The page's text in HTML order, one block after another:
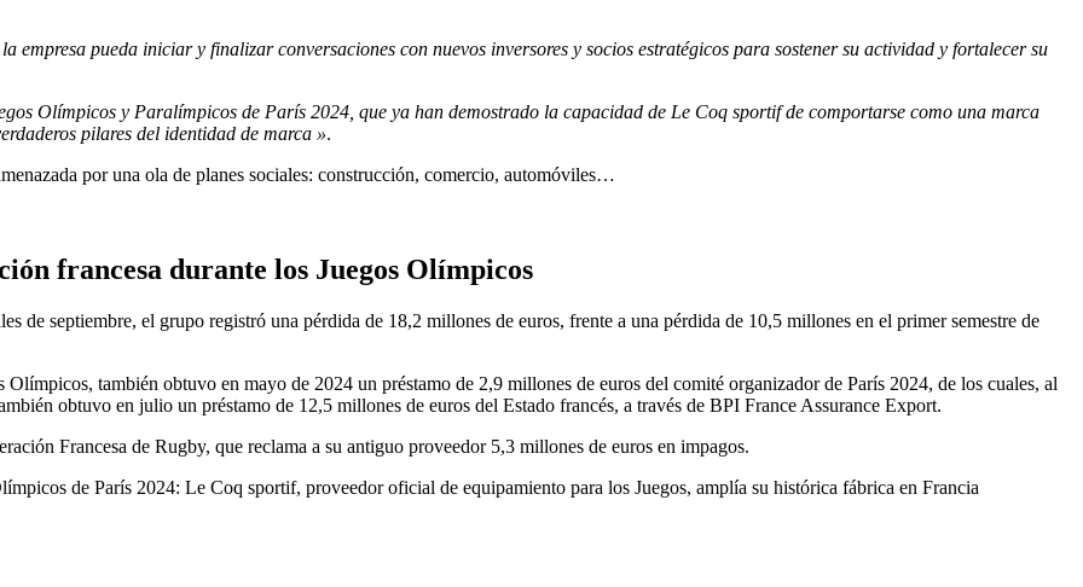
pueda iniciar y finalizar conversaciones con nuevos inversores y socios estratégicos para sostener su actividad y fortalecer su
Olímpicos y Paralímpicos de París 2024, que ya han demostrado la capacidad de Le Coq sportif de comportarse como una marca
pilares del identidad de marca ».
por una ola de planes sociales: construcción, comercio, automóviles…
francesa durante los Juegos Olímpicos
de septiembre, el grupo registró una pérdida de 18,2 millones de euros, frente a una pérdida de 10,5 millones en el primer semestre de
también obtuvo en mayo de 2024 un préstamo de 2,9 millones de euros del comité organizador de París 2024, de los cuales, al
obtuvo en julio un préstamo de 12,5 millones de euros del Estado francés, a través de BPI France Assurance Export.
Francesa de Rugby, que reclama a su antiguo proveedor 5,3 millones de euros en impagos.
de París 2024: Le Coq sportif, proveedor oficial de equipamiento para los Juegos, amplía su histórica fábrica en Francia